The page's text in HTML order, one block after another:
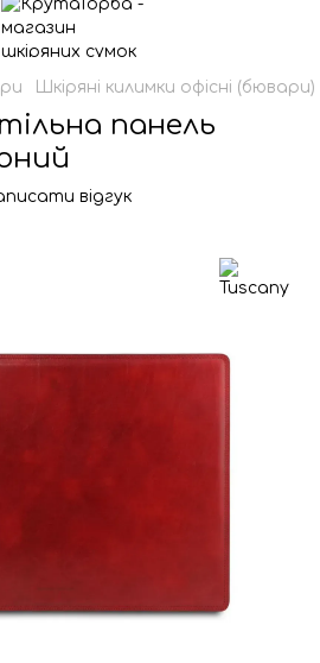
Шкіряні килимки офісні (бювари)
панель
відгук